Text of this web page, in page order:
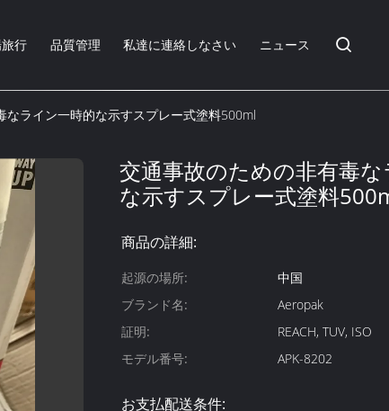
行 品質管理 私達に連絡しなさい ニュース
なライン一時的な示すスプレー式塗料500ml
交通事故のための非有毒
な示すスプレー式塗料
商品の詳細:
起源の場所:
中国
ブランド名:
Aeropak
証明:
REACH, TUV, ISO
モデル番号:
APK-8202
お支払配送条件: